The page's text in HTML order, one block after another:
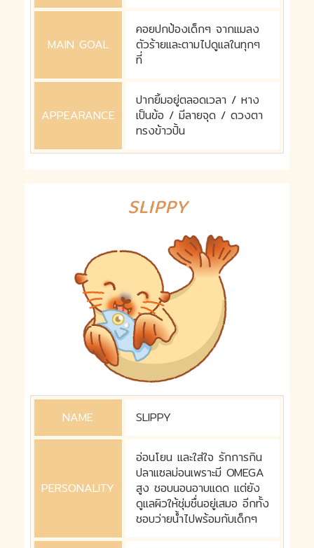
MAIN GOAL
คอยปกป้องเด็กๆ จากแมลง
ตัวร้ายและตามไปดูแลในทุกๆ
ที่
APPEARANCE
ปากยิ้มอยู่ตลอดเวลา / หาง
เป็นข้อ / มีลายจุด / ดวงตา
ทรงข้าวปั้น
SLIPPY
NAME SLIPPY
PERSONALITY
อ่อนโยน และใส่ใจ รักการกิน
ปลาแซลม่อนเพราะมี OMEGA
สูง ชอบนอนอาบแดด แต่ยัง
ดูแลผิวให้ชุ่มชื่นอยู่เสมอ อีกทั้ง
ชอบว่ายน้ำไปพร้อมกับเด็กๆ